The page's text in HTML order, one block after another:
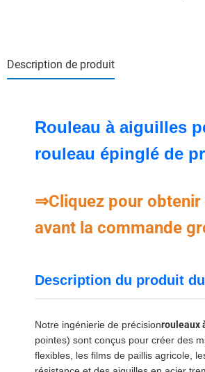
Description de produit
Rouleau à aiguilles
rouleau épinglé de
⇒Cliquez pour obtenir
avant la commande
Description du produit
Notre ingénierie de précisionrouleaux
pointes) sont conçus pour créer des
flexibles, les films de paillis agricole,